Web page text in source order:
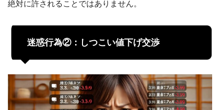
絶対に許されることではありません。
迷惑行為②：しつこい値下げ交渉